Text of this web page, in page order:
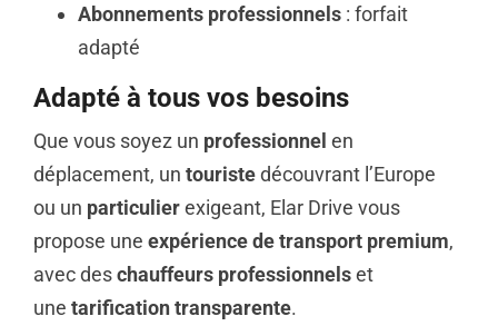
Abonnements professionnels : forfait
adapté
Adapté à tous vos besoins
Que vous soyez un professionnel en
déplacement, un touristedécouvrant l’Europe
ou un particulierexigeant, Elar Drive vous
propose une expérience de transport premium,
avec deschauffeurs professionnelset
une tarification transparente.